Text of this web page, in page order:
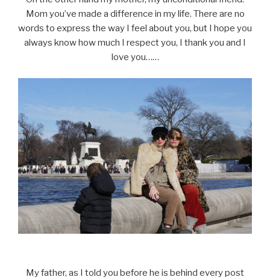
Mom you’ve made a difference in my life. There are no
words to express the way I feel about you, but I hope you
always know how much I respect you, I thank you and I
love you……
My father, as I told you before he is behind every post